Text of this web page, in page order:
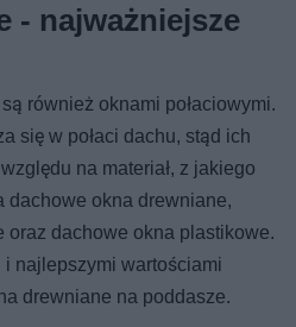
- najważniejsze
również oknami połaciowymi.
się w połaci dachu, stąd ich
na materiał, z jakiego
dachowe okna drewniane,
dachowe okna plastikowe.
najlepszymi wartościami
drewniane na poddasze.